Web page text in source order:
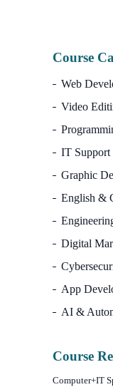
Course
Web
Video
IT Support
Graphic
English &
Digital
App
AI &
Course
Computer+IT